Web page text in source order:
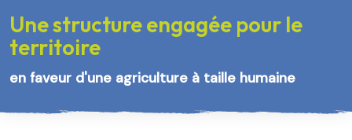
Une structure engagée pour le
territoire
en faveur d'une agriculture à taille humaine